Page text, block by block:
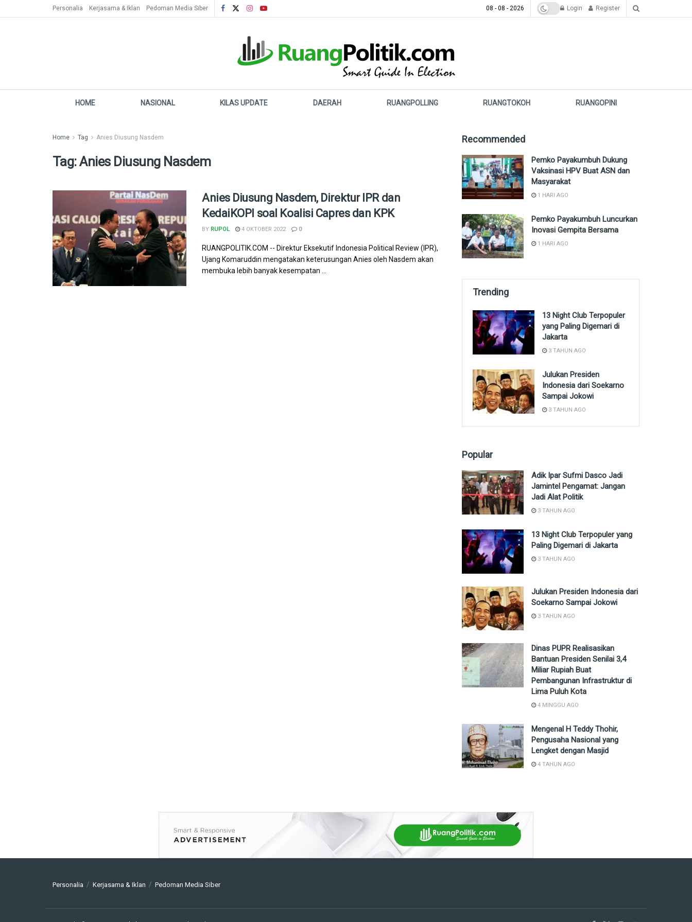
Personalia Kerjasama & Iklan Pedoman Media Siber 08 - 08 - 2026 Login Register
HOME NASIONAL KILAS UPDATE DAERAH RUANGPOLLING RUANGTOKOH RUANGOPINI
Home Tag Anies Diusung Nasdem
Tag:Anies Diusung Nasdem
Anies Diusung Nasdem, Direktur IPR dan
KedaiKOPI soal Koalisi Capres dan KPK
BY RUPOL 4 OKTOBER 2022 0
RUANGPOLITIK.COM -- Direktur Eksekutif Indonesia Political Review (IPR),
Ujang Komaruddin mengatakan keterusungan Anies oleh Nasdem akan
membuka lebih banyak kesempatan ...
Recommended
Pemko Payakumbuh Dukung
Vaksinasi HPV Buat ASN dan
Masyarakat
1 HARI AGO
Pemko Payakumbuh Luncurkan
Inovasi Gempita Bersama
1 HARI AGO
Trending
13 Night Club Terpopuler
yang Paling Digemari di
Jakarta
3 TAHUN AGO
Julukan Presiden
Indonesia dari Soekarno
Sampai Jokowi
3 TAHUN AGO
Popular
Adik Ipar Sufmi Dasco Jadi
Jamintel Pengamat: Jangan
Jadi Alat Politik
3 TAHUN AGO
13 Night Club Terpopuler yang
Paling Digemari di Jakarta
3 TAHUN AGO
Julukan Presiden Indonesia dari
Soekarno Sampai Jokowi
3 TAHUN AGO
Dinas PUPR Realisasikan
Bantuan Presiden Senilai 3,4
Miliar Rupiah Buat
Pembangunan Infrastruktur di
Lima Puluh Kota
4 MINGGU AGO
Mengenal H Teddy Thohir,
Pengusaha Nasional yang
Lengket dengan Masjid
4 TAHUN AGO
Personalia Kerjasama & Iklan Pedoman Media Siber